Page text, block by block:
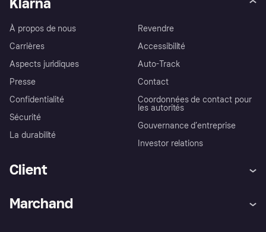
À propos de nous
Carrières
Aspects juridiques
Presse
Confidentialité
Sécurité
La durabilité
Revendre
Accessibilité
Auto-Track
Contact
Coordonnées de contact pour
les autorités
Gouvernance d’entreprise
Investor relations
Client
Marchand